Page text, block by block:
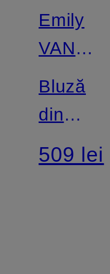
Emily
VAN
DEN
BERGH
Bluză
din
flanel
509 lei